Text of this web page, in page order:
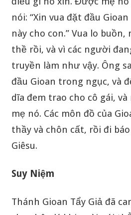
nói: “Xin vua đặt đầu
này cho con.” Vua lo
thề rồi, và vì các người
truyền làm như vậy. Ông
đầu Gioan trong ngục, và
dĩa đem trao cho cô gái,
mẹ nó. Các môn đồ của
thầy và chôn cất, rồi đi
Giêsu.
Suy Niệm
Thánh Gioan Tẩy Giả đã